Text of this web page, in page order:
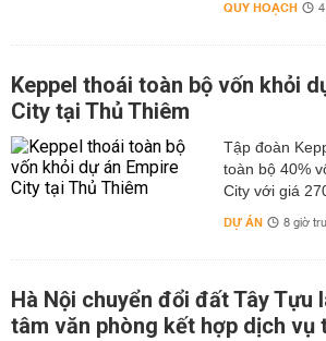
QUY HOẠCH
Keppel thoái toàn bộ vốn khỏi
City tại Thủ Thiêm
Tập đoàn
toàn bộ 40%
City với giá
DỰ ÁN 8 giờ
Hà Nội chuyển đổi đất Tây Tựu
tâm văn phòng kết hợp dịch vụ